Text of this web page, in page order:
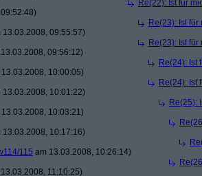
Re(22): Ist für
Re(23): Ist
13.03.2008, 09:55:57)
Re(23): Ist
09:56:12)
Re(24): Ist
10:00:05)
Re(24): Ist
13.03.2008, 10:01:22)
Re(25):
10:03:21)
13.03.2008, 10:17:16)
115 am 13.03.2008, 10:26:14)
11:10:25)